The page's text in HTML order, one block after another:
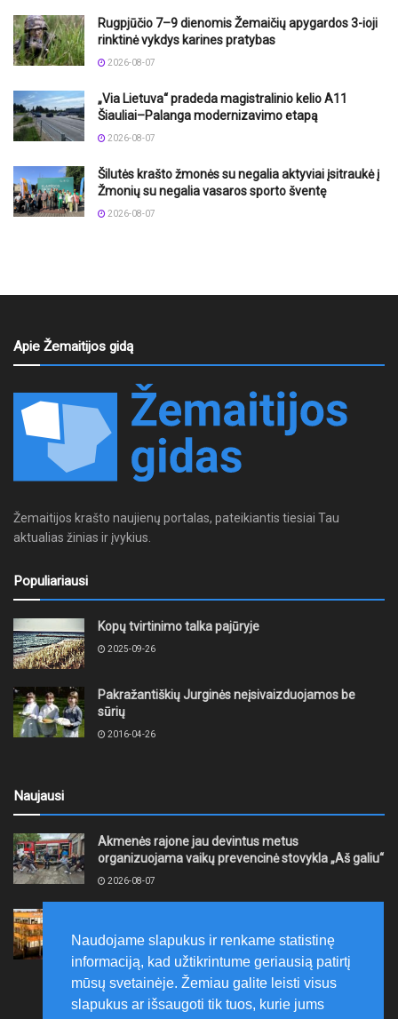
Rugpjūčio 7–9 dienomis Žemaičių apygardos 3-ioji
rinktinė vykdys karines pratybas
2026-08-07
„Via Lietuva“ pradeda magistralinio kelio A11
Šiauliai–Palanga modernizavimo etapą
2026-08-07
Šilutės krašto žmonės su negalia aktyviai įsitraukė į
Žmonių su negalia vasaros sporto šventę
2026-08-07
Apie Žemaitijos gidą
Žemaitijos krašto naujienų portalas, pateikiantis tiesiai Tau
aktualias žinias ir įvykius.
Populiariausi
Kopų tvirtinimo talka pajūryje
2025-09-26
Pakražantiškių Jurginės neįsivaizduojamos be
sūrių
2016-04-26
Naujausi
Akmenės rajone jau devintus metus
organizuojama vaikų prevencinė stovykla „Aš galiu“
2026-08-07
smulkiojo ir vidutinio verslo subjektų kūrimąsi
2026-08-07
Naudojame slapukus ir renkame statistinę
informaciją, kad užtikrintume geriausią patirtį
mūsų svetainėje. Žemiau galite leisti visus
slapukus ar išsaugoti tik tuos, kurie jums